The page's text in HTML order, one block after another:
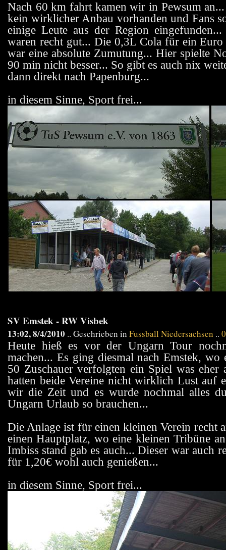
Nach 60 km fahrt kamen wir in Pewsum
kein wirklicher Anbau vorhanden und Fans
einige Leute aus der Region
waren recht gut... Die 0,3L Cola für ein
war eine absolute Zumutung... Hier spielte
90 min nicht besser... So gibt es auch nix
dann direkt nach Papenburg...
in diesem Sinne, Sport frei...
SV Emstek - RW Visbek
13:02, 8/4/2010 .. Geschrieben in Fussball Niedersachsen ..
Heute hieß es vor der Ungarn Tour
machen... Es ging diesmal nach Emstek,
50 Zuschauer verfolgten ein Spiel was eher
hatten beide Vereine nicht wirklich Lust auf
wir die Zeit und es wurde nochmal alles
Ungarn Urlaub so brauchen...
Die Anlage ist für einen kleinen Verein recht
einen Hauptplatz, wo eine kleinen Tribüne
Imbiss stand gab es auch... Dieser war auch
für 1,20€ wohl auch genießen...
in diesem Sinne, Sport frei...